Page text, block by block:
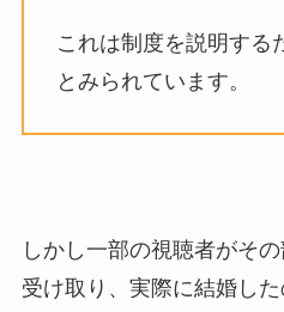
これは制度を説明する
とみられています。
しかし一部の視聴者がそ
受け取り、実際に結婚し